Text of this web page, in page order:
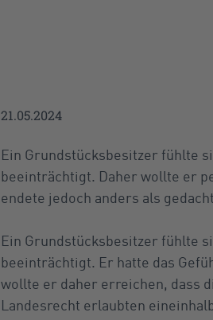
21.05.2024
Ein Grundstücksbesitzer fühlte
beeinträchtigt. Daher wollte er
endete jedoch anders als
Ein Grundstücksbesitzer fühlte
beeinträchtigt. Er hatte das
wollte er daher erreichen, dass
Landesrecht erlaubten